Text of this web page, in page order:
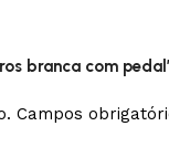
branca com
Campos